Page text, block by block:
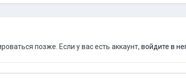
позже. Если у вас есть аккаунт, войдите в